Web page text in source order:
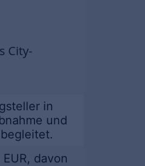
City-
in
und
davon